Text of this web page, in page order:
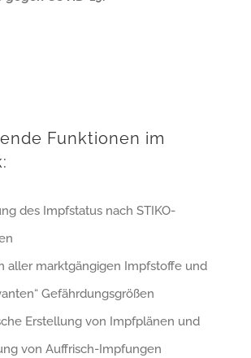
Funktionen im
des Impfstatus nach STIKO-
aller marktgängigen Impfstoffe und
Gefährdungsgrößen
Erstellung von Impfplänen und
von Auffrisch-Impfungen